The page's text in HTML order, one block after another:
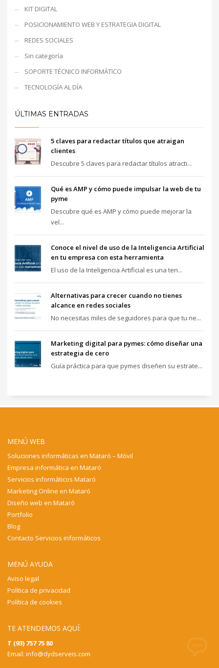
KIT DIGITAL
POSICIONAMIENTO WEB Y ESTRATEGIA DIGITAL
REDES SOCIALES
Sin categoría
SOPORTE TÉCNICO INFORMÁTICO
TECNOLOGÍA AL DÍA
ÚLTIMAS ENTRADAS
5 claves para redactar títulos que atraigan
clientes
Descubre 5 claves para redactar títulos atracti...
Qué es AMP y cómo puede impulsar la web de tu
pyme
Descubre qué es AMP y cómo puede mejorar la
vel...
Conoce el nivel de uso de la Inteligencia Artificial
en tu empresa con esta herramienta
El uso de la Inteligencia Artificial es una ten...
Alternativas para crecer cuando no tienes
alcance en redes sociales
No necesitas miles de seguidores para que tu ne...
Marketing digital para pymes: cómo diseñar una
estrategia de cero
Guía práctica para que pymes diseñen su estrate...
MENÚ WEB
Soluciones informáticas en Mataró – Móvil
Empresa informática en Mataró
Servicios informáticos Mataró
Marketing Online en Mataró
Diseño web en Mataró
Portfolio
Blog
Contacto Servicios informáticos
MENÚ AYUDA
Aviso legal
Política de privacidad
Política de cookies
TE ATENDEMOS AQUÍ:
T (93) 757 75 80
Email: info@dydserveis.com